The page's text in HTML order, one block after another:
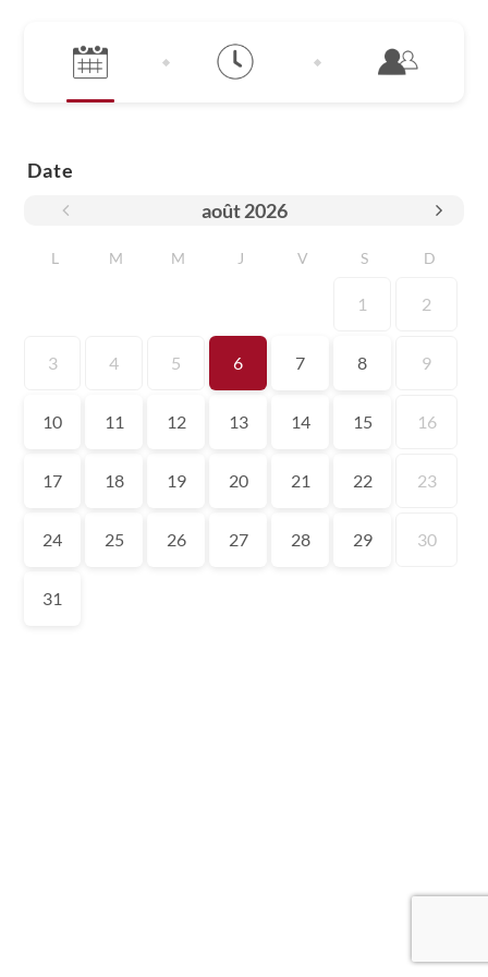
Date
août 2026
L M M J V S D
1 2
3 4 5 6 7 8 9
10 11 12 13 14 15 16
17 18 19 20 21 22 23
24 25 26 27 28 29 30
31